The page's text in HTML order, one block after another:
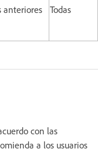
anteriores Todas
con las
a los usuarios